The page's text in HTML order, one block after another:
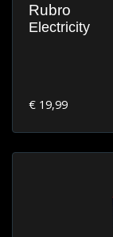
Rubro
Electricity
€ 19,99